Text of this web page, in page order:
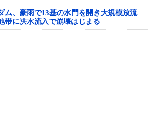
ム、豪雨で13基の水門を開き大規模放流
帯に洪水流入で崩壊はじまる